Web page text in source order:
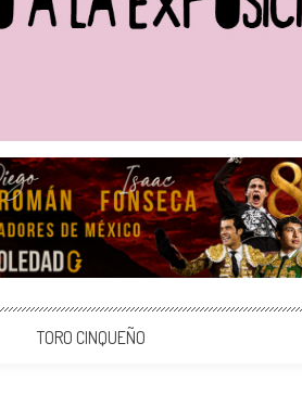
TORO CINQUEÑO